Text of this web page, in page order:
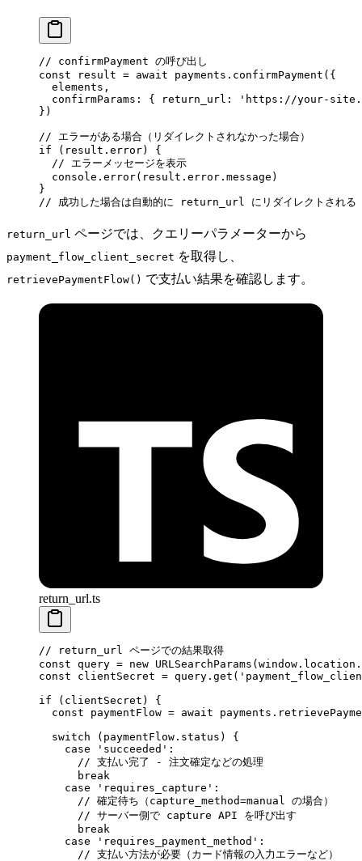
// confirmPayment の呼び出し
const result = await payments. confirmPayment ({
  elements,
  confirmParams: { return_url:
'https://your-
})
// エラーがある場合（リダイレクトされなかった場合）
if (result.error) {
  // エラーメッセージを表示
  console.
error(result.error.message)
}
// 成功した場合は自動的に return_url にリダイレクトされる
return_url ページでは、クエリーパラメーターから
payment_flow_client_secret を取得し、
retrievePaymentFlow() で支払い結果を確認します。
return_url.ts
// return_url ページでの結果取得
const query = new URLSearchParams
const clientSecret = query. get (
if (clientSecret) {
  const
paymentFlow = await payments.
  switch
(paymentFlow.status) {
    case
'succeeded' :
      // 支払い完了 - 注文確定などの処理
      break
    case
'requires_capture' :
      // 確定待ち（capture_method=manual の場合）
      // サーバー側で capture API を呼び出す
      break
    case
'requires_payment_method' :
      // 支払い方法が必要（カード情報の入力エラーなど）